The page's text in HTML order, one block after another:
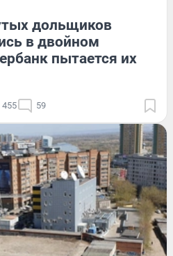
дольщиков
в двойном
пытается их
455 59